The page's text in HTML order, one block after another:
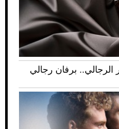
الرجالي.. برفان رجالي